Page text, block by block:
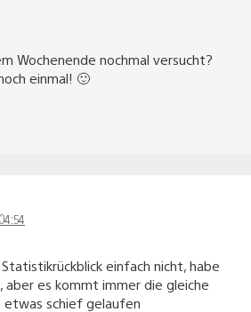
Wochenende nochmal versucht?
einmal! 🙂
einfach nicht, habe
aber es kommt immer die gleiche
etwas schief gelaufen